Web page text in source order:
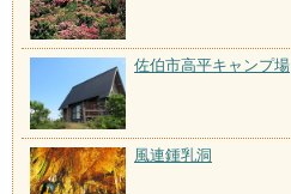
佐伯市高平キャンプ場
風連鍾乳洞